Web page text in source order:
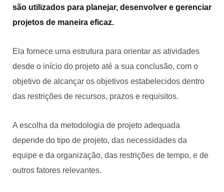
são utilizados para planejar, desenvolver e gerenciar
projetos de maneira eficaz.
Ela fornece uma estrutura para orientar as atividades
desde o início do projeto até a sua conclusão, com o
objetivo de alcançar os objetivos estabelecidos dentro
das restrições de recursos, prazos e requisitos.
A escolha da metodologia de projeto adequada
depende do tipo de projeto, das necessidades da
equipe e da organização, das restrições de tempo, e de
outros fatores relevantes.